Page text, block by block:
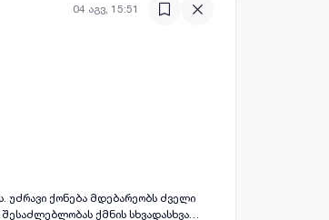
04 აგვ, 15:51
უძრავი ქონება მდებარეობს ძველი
ქმნის სხვადასხვა